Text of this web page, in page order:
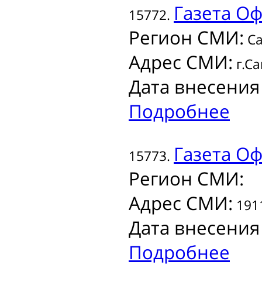
15772. Газета
Регион СМИ:
Адрес СМИ:
Дата
Подробнее
15773. Газета
Регион СМИ:
Адрес СМИ:
Дата
Подробнее